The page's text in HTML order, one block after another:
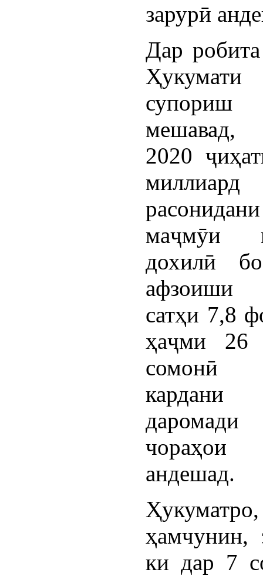
зарурӣ
Дар
Ҳукумати
2020
маҷмӯи
дохилӣ
сатҳи 7,8
ҳаҷми 26
сомонӣ
андешад.
Ҳукуматро,
ҳамчунин,
ки дар 7